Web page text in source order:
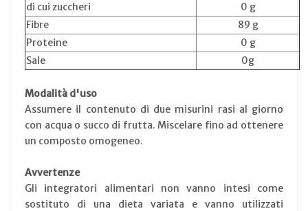
di cui zuccheri
0 g
Fibre
89 g
Proteine
0 g
Sale
0g
Modalità d'uso
Assumere il contenuto di due misurini rasi al giorno
con acqua o succo di frutta. Miscelare fino ad ottenere
un composto omogeneo.
Avvertenze
Gli integratori alimentari non vanno intesi come
sostituto di una dieta variata e vanno utilizzati